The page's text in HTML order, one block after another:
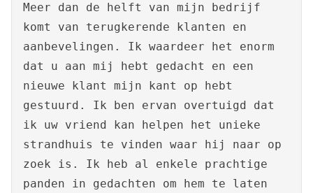
Meer dan de helft van mijn bedrijf
komt van terugkerende klanten en
aanbevelingen. Ik waardeer het enorm
dat u aan mij hebt gedacht en een
nieuwe klant mijn kant op hebt
gestuurd. Ik ben ervan overtuigd dat
ik uw vriend kan helpen het unieke
strandhuis te vinden waar hij naar op
zoek is. Ik heb al enkele prachtige
panden in gedachten om hem te laten